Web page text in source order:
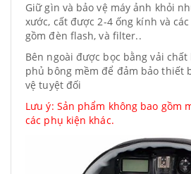
Giữ gìn và bảo vệ máy ảnh khỏi
xước, cất được 2-4 ống kính và
gồm đèn flash, và filter..
Bên ngoài được bọc bằng vải
phủ bông mềm để đảm bảo thiết
vệ tuyệt đối
Lưu ý: Sản phẩm không bao gồm
các phụ kiện khác.